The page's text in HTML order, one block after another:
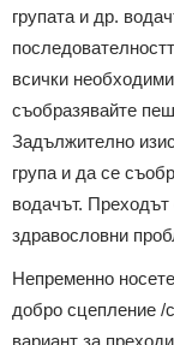
групата и др.
всички
съобразявайте
Задължително
група и да се
водачът. Преходът
здравословни
Непременно
добро сцепление /
вариант за